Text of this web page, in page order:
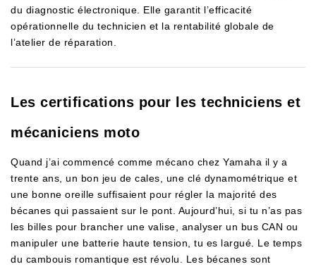
du diagnostic électronique. Elle garantit l’efficacité
opérationnelle du technicien et la rentabilité globale de
l’atelier de réparation.
Les certifications pour les techniciens et
mécaniciens moto
Quand j’ai commencé comme mécano chez Yamaha il y a
trente ans, un bon jeu de cales, une clé dynamométrique et
une bonne oreille suffisaient pour régler la majorité des
bécanes qui passaient sur le pont. Aujourd’hui, si tu n’as pas
les billes pour brancher une valise, analyser un bus CAN ou
manipuler une batterie haute tension, tu es largué. Le temps
du cambouis romantique est révolu. Les bécanes sont